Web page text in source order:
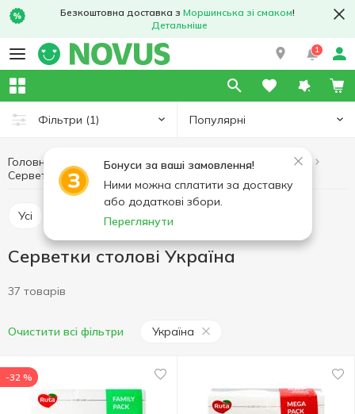
Безкоштовна доставка з Моршинська зі смаком!
Детальніше
1
Фільтри (1) Популярні
Бонуси за ваші замовлення!
Ними можна сплатити за доставку
або додаткові збори.
Переглянути
Головна Товари для дому Паперові вироби для дому
Серветки столові Серветки столові Україна
Усі Рушники паперові
Серветки столові Україна
37 товарів
Очистити всі фільтри Україна
-32 %